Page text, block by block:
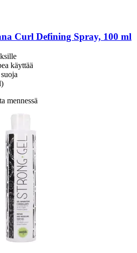
Curl Defining Spray, 100 ml
käyttää
mennessä